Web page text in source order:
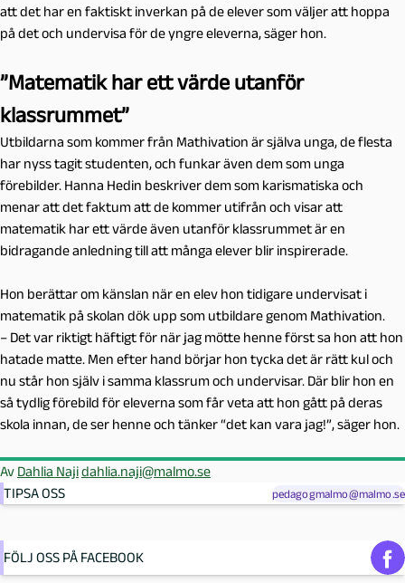
att det har en faktiskt inverkan på de elever som väljer att hoppa
på det och undervisa för de yngre eleverna, säger hon.
”Matematik har ett värde utanför
klassrummet”
Utbildarna som kommer från Mathivation är själva unga, de flesta
har nyss tagit studenten, och funkar även dem som unga
förebilder. Hanna Hedin beskriver dem som karismatiska och
menar att det faktum att de kommer utifrån och visar att
matematik har ett värde även utanför klassrummet är en
bidragande anledning till att många elever blir inspirerade.
Hon berättar om känslan när en elev hon tidigare undervisat i
matematik på skolan dök upp som utbildare genom Mathivation.
– Det var riktigt häftigt för när jag mötte henne först sa hon att hon
hatade matte. Men efter hand börjar hon tycka det är rätt kul och
nu står hon själv i samma klassrum och undervisar. Där blir hon en
så tydlig förebild för eleverna som får veta att hon gått på deras
skola innan, de ser henne och tänker “det kan vara jag!”, säger hon.
Av Dahlia Najidahlia.naji@malmo.se
TIPSA OSS
pedagogmalmo@malmo.se
FÖLJ OSS PÅ FACEBOOK